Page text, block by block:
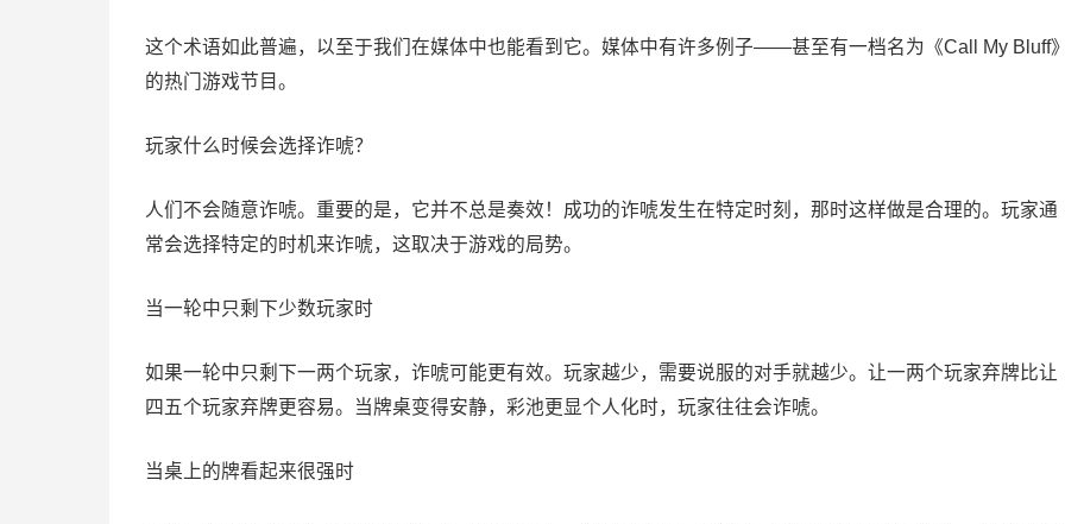
这个术语如此普遍，以至于我们在媒体中也能看到它。媒体中有许多例子——甚至有一档名为《Call My Bluff
的热门游戏节目。
玩家什么时候会选择诈唬？
人们不会随意诈唬。重要的是，它并不总是奏效！成功的诈唬发生在特定时刻，那时这样做是合理的。玩家通
常会选择特定的时机来诈唬，这取决于游戏的局势。
当一轮中只剩下少数玩家时
如果一轮中只剩下一两个玩家，诈唬可能更有效。玩家越少，需要说服的对手就越少。让一两个玩家弃牌比让
四五个玩家弃牌更容易。当牌桌变得安静，彩池更显个人化时，玩家往往会诈唬。
当桌上的牌看起来很强时